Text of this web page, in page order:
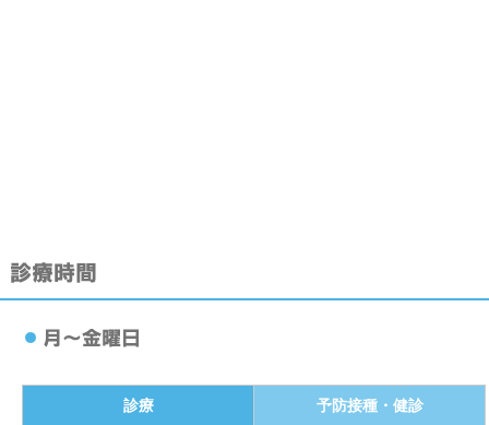
診療 予防接種・健診